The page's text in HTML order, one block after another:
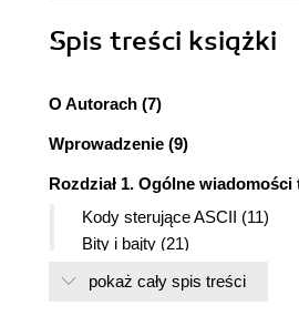
Spis treści książki
O Autorach (7)
Wprowadzenie (9)
Rozdział 1. Ogólne wiadomości
Kody sterujące ASCII (11)
Bity i bajty (21)
Standardowe jednostki
pokaż cały spis treści